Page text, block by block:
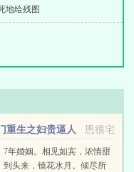
地绘残图
恩很宅
重生之妇贵逼人
7年婚姻。相见如宾，浓情甜
到头来，镜花水月。倾尽所